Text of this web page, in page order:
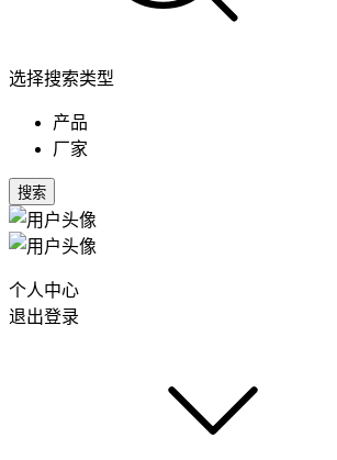
选择搜索类型
产品
厂家
搜索
个人中心
退出登录